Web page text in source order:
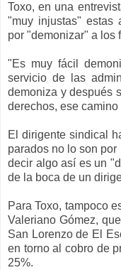
Toxo, en una
"muy injustas" estas
por "demonizar" a los
"Es muy fácil
servicio de las
demoniza y después
derechos, ese
El dirigente sindical
parados no lo son
decir algo así es un
de la boca de un
Para Toxo, tampoco
Valeriano Gómez,
San Lorenzo de El
en torno al cobro de
25%.